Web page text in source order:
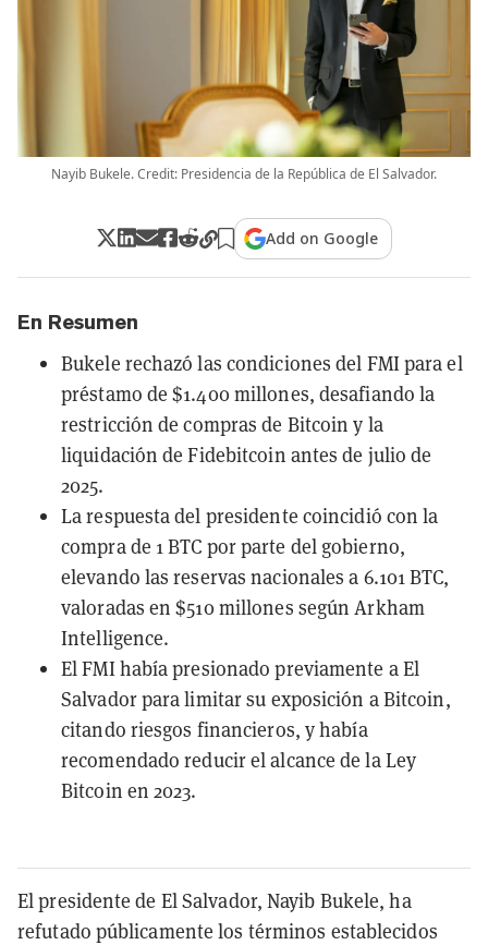
Nayib Bukele. Credit: Presidencia de la República de El Salvador.
Add on Google
En Resumen
Bukele rechazó las condiciones del FMI para el
préstamo de $1.400 millones, desafiando la
restricción de compras de Bitcoin y la
liquidación de Fidebitcoin antes de julio de
2025.
La respuesta del presidente coincidió con la
compra de 1 BTC por parte del gobierno,
elevando las reservas nacionales a 6.101 BTC,
valoradas en $510 millones según Arkham
Intelligence.
El FMI había presionado previamente a El
Salvador para limitar su exposición a Bitcoin,
citando riesgos financieros, y había
recomendado reducir el alcance de la Ley
Bitcoin en 2023.
El presidente de El Salvador, Nayib Bukele, ha
refutado públicamente los términos establecidos